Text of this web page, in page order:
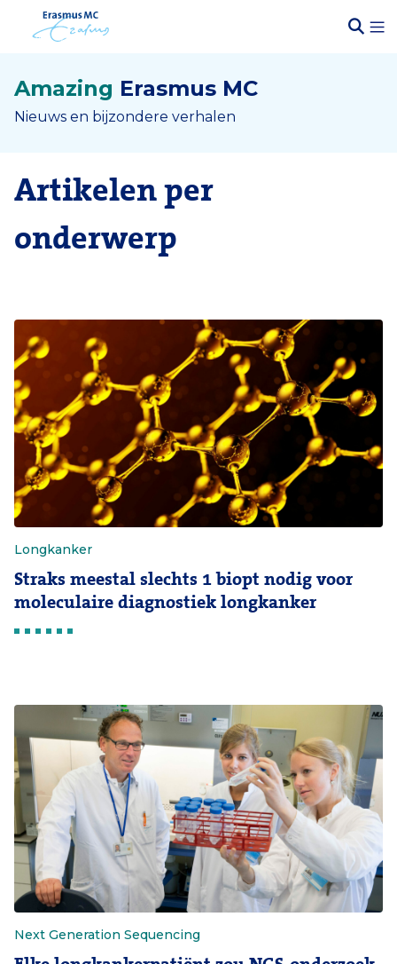
Amazing Erasmus MC
Nieuws en bijzondere verhalen
Artikelen per
onderwerp
Longkanker
Straks meestal slechts 1 biopt nodig voor
moleculaire diagnostiek longkanker
Next Generation Sequencing